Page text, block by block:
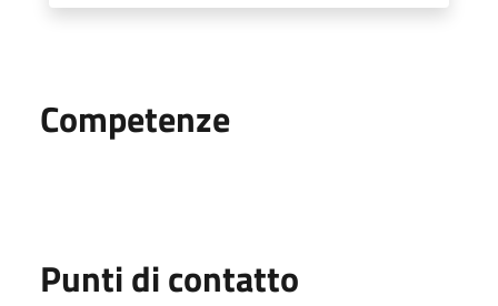
Competenze
Punti di contatto